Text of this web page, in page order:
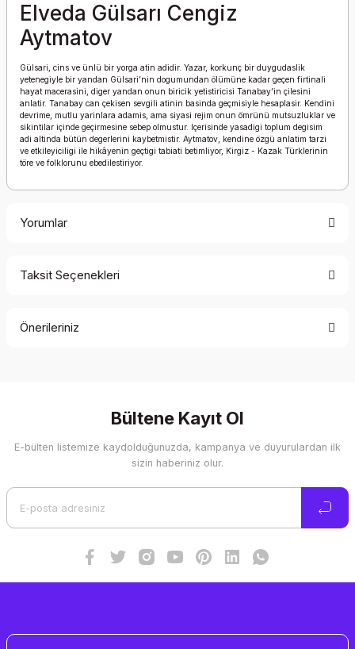
Elveda Gülsarı Cengiz
Aytmatov
Gülsari, cins ve ünlü bir yorga atin adidir. Yazar, korkunç bir duygudaslik
yetenegiyle bir yandan Gülsari’nin dogumundan ölümüne kadar geçen firtinali
hayat macerasini, diger yandan onun biricik yetistiricisi Tanabay’in çilesini
anlatir. Tanabay can çekisen sevgili atinin basinda geçmisiyle hesaplasir. Kendini
devrime, mutlu yarinlara adamis, ama siyasi rejim onun ömrünü mutsuzluklar ve
sikintilar içinde geçirmesine sebep olmustur. Içerisinde yasadigi toplum degisim
adi altinda bütün degerlerini kaybetmistir. Aytmatov, kendine özgü anlatim tarzi
ve etkileyiciligi ile hikâyenin geçtigi tabiati betimliyor, Kirgiz - Kazak Türklerinin
töre ve folklorunu ebedilestiriyor.
Yorumlar
Taksit Seçenekleri
Önerileriniz
Görüş ve önerileriniz için teşekkür ederiz.
Ürün resmi kalitesiz, bozuk veya görüntülenemiyor.
Bültene Kayıt Ol
E-bülten listemize kaydolduğunuzda, kampanya ve duyurulardan ilk
sizin haberiniz olur.